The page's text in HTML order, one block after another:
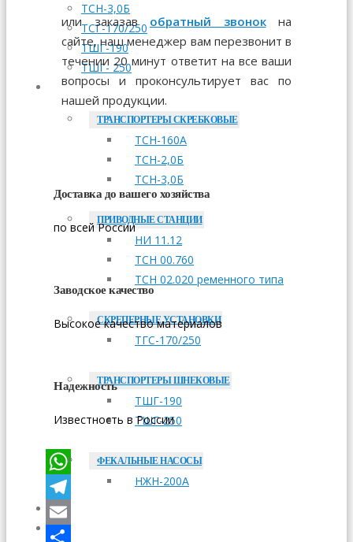
ТСН-3,0Б
ТСГ-170/250
ТШГ-190
ТШГ- 250
ЗАПЧАСТИ
ТРАНСПОРТЕРЫ СКРЕБКОВЫЕ
ТСН-160А
ТСН-2,0Б
ТСН-3,0Б
ПРИВОДНЫЕ СТАНЦИИ
НИ 11.12
ТСН 00.760
ТСН 02.020 ременного типа
СКРЕПЕРНЫЕ УСТАНОВКИ
ТГС-170/250
ТРАНСПОРТЕРЫ ШНЕКОВЫЕ
ТШГ-190
ТШГ-250
ФЕКАЛЬНЫЕ НАСОСЫ
НЖН-200А
или заказав обратный звонокна
сайте, наш менеджер вам перезвонит в
течении 20 минут ответит на все ваши
вопросы и проконсультирует вас по
нашей продукции.
Доставка до вашего хозяйства
по всей России
Заводское качество
Высокое качество материалов
Надежность
Известность в России
WhatsApp
Telegram
Email